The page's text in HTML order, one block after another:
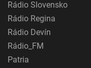
Rádio Slovensko
Rádio Regina
Rádio Devín
Rádio_FM
Patria